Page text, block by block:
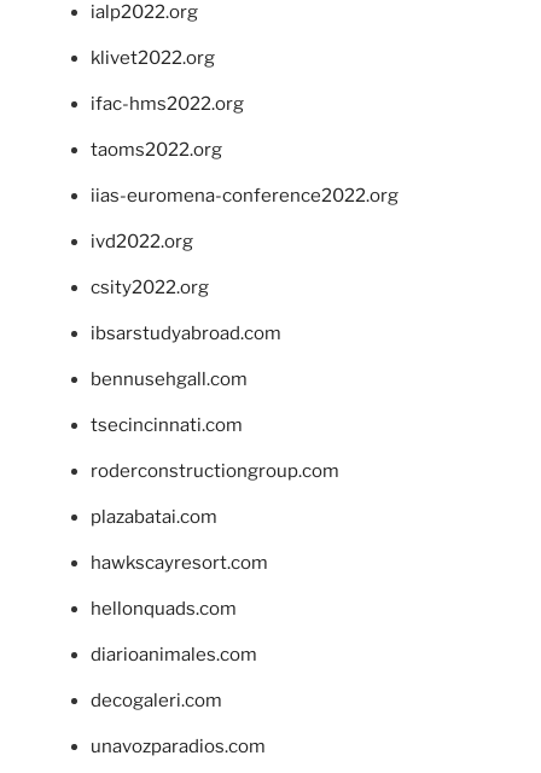
ialp2022.org
klivet2022.org
ifac-hms2022.org
taoms2022.org
iias-euromena-conference2022.org
ivd2022.org
csity2022.org
ibsarstudyabroad.com
bennusehgall.com
tsecincinnati.com
roderconstructiongroup.com
plazabatai.com
hawkscayresort.com
hellonquads.com
diarioanimales.com
decogaleri.com
unavozparadios.com